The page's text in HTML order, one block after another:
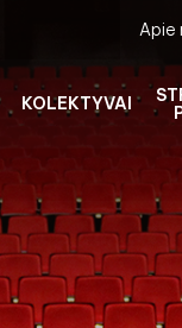
Apie
KOLEKTYVAI